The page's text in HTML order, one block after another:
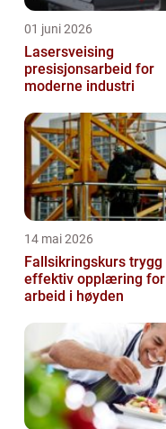
01 juni 2026
Lasersveising
presisjonsarbeid for
moderne industri
14 mai 2026
Fallsikringskurs trygg og
effektiv opplæring for
arbeid i høyden